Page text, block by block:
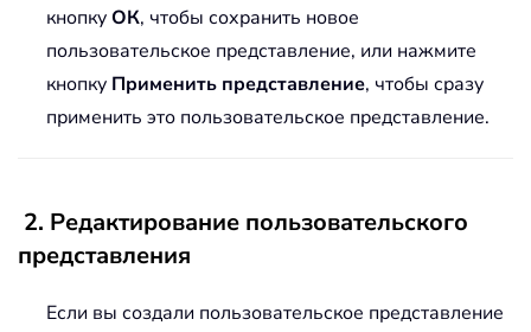
кнопкуОК, чтобы сохранить новое
пользовательское представление, или нажмите
кнопку Применить представление, чтобы сразу
применить это пользовательское представление.
2. Редактирование пользовательского
представления
Если вы создали пользовательское представление